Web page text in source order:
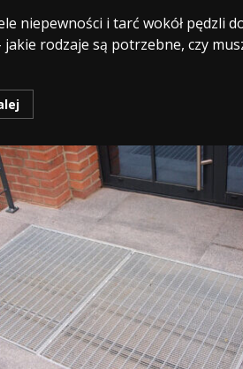
niepewności i tarć wokół pędzli
jakie rodzaje są potrzebne, czy